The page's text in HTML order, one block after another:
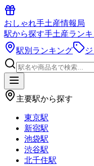
おしゃれ手土産情報局
駅から探す手土産ラン
駅別ランキング
主要駅から探す
東京駅
新宿駅
池袋駅
渋谷駅
北千住駅